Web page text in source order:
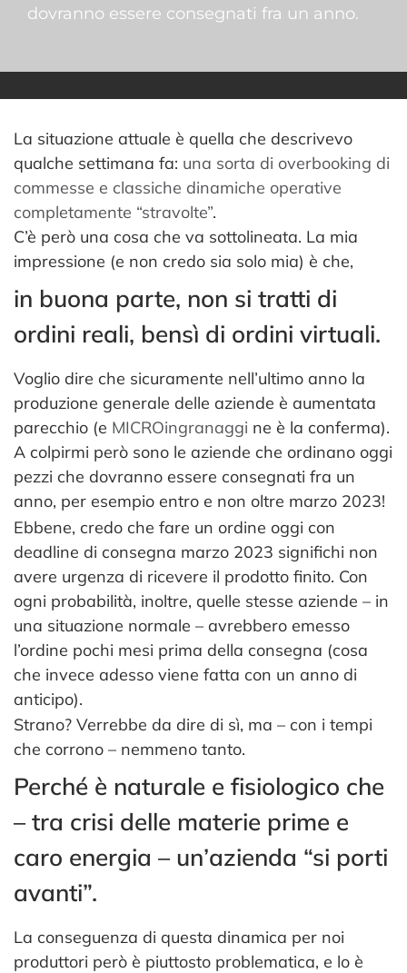
dovranno essere consegnati fra un anno.
La situazione attuale è quella che descrivevo
qualche settimana fa: una sorta di overbooking di
commesse e classiche dinamiche operative
completamente “stravolte”.
C’è però una cosa che va sottolineata. La mia
impressione (e non credo sia solo mia) è che,
in buona parte, non si tratti di
ordini reali, bensì di ordini virtuali.
Voglio dire che sicuramente nell’ultimo anno la
produzione generale delle aziende è aumentata
parecchio (e MICROingranaggi ne è la conferma).
A colpirmi però sono le aziende che ordinano oggi
pezzi che dovranno essere consegnati fra un
anno, per esempio entro e non oltre marzo 2023!
Ebbene, credo che fare un ordine oggi con
deadline di consegna marzo 2023 significhi non
avere urgenza di ricevere il prodotto finito. Con
ogni probabilità, inoltre, quelle stesse aziende – in
una situazione normale – avrebbero emesso
l’ordine pochi mesi prima della consegna (cosa
che invece adesso viene fatta con un anno di
anticipo).
Strano? Verrebbe da dire di sì, ma – con i tempi
che corrono – nemmeno tanto.
Perché è naturale e fisiologico che
– tra crisi delle materie prime e
caro energia – un’azienda “si porti
avanti”.
La conseguenza di questa dinamica per noi
produttori però è piuttosto problematica, e lo è